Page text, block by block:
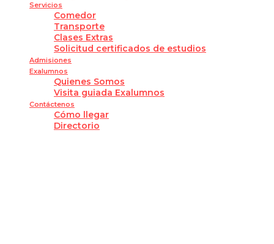
Servicios
Comedor
Transporte
Clases Extras
Solicitud certificados de estudios
Admisiones
Exalumnos
Quienes Somos
Visita guiada Exalumnos
Contáctenos
Cómo llegar
Directorio